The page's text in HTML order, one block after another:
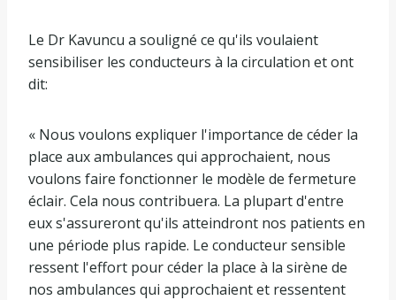
Le Dr Kavuncu a souligné ce qu'ils voulaient
sensibiliser les conducteurs à la circulation et ont
dit:
« Nous voulons expliquer l'importance de céder la
place aux ambulances qui approchaient, nous
voulons faire fonctionner le modèle de fermeture
éclair. Cela nous contribuera. La plupart d'entre
eux s'assureront qu'ils atteindront nos patients en
une période plus rapide. Le conducteur sensible
ressent l'effort pour céder la place à la sirène de
nos ambulances qui approchaient et ressentent